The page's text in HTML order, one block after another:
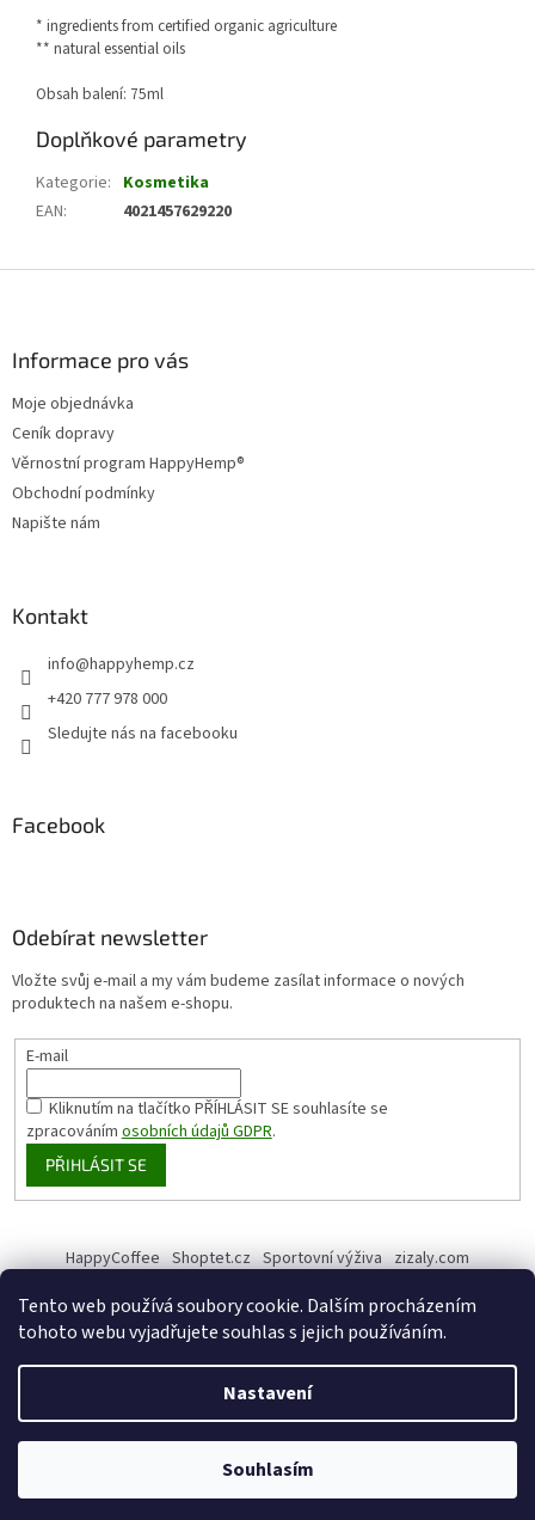
Tento web používá soubory cookie. Dalším procházením
tohoto webu vyjadřujete souhlas s jejich používáním.
Nastavení
Souhlasím
* ingredients from certified organic agriculture
** natural essential oils
Obsah balení: 75ml
Doplňkové parametry
Kategorie: Kosmetika
EAN: 4021457629220
Informace pro vás
Moje objednávka
Ceník dopravy
Věrnostní program HappyHemp®
Obchodní podmínky
Napište nám
Kontakt
info@happyhemp.cz
+420 777 978 000
Sledujte nás na facebooku
Facebook
Odebírat newsletter
Vložte svůj e-mail a my vám budeme zasílat informace o nových
produktech na našem e-shopu.
E-mail
Kliknutím na tlačítko PŘÍHLÁSIT SEsouhlasíte se
zpracovánímosobních údajů GDPR.
PŘIHLÁSIT SE
HappyCoffee Shoptet.cz Sportovní výživa zizaly.com
Copyright 2026HappyHemp. Všechna práva vyhrazena.Upravit
nastavení cookies
Získejte slevu 5% na Váš první nákup